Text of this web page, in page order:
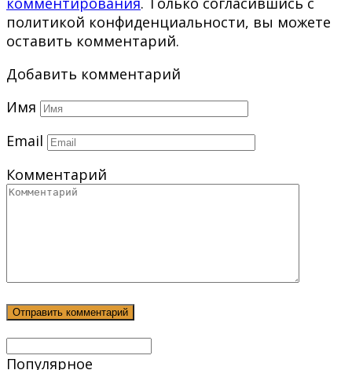
политикой конфиденциальности, вы можете
оставить комментарий.
Добавить комментарий
Имя
Email
Комментарий
Популярное